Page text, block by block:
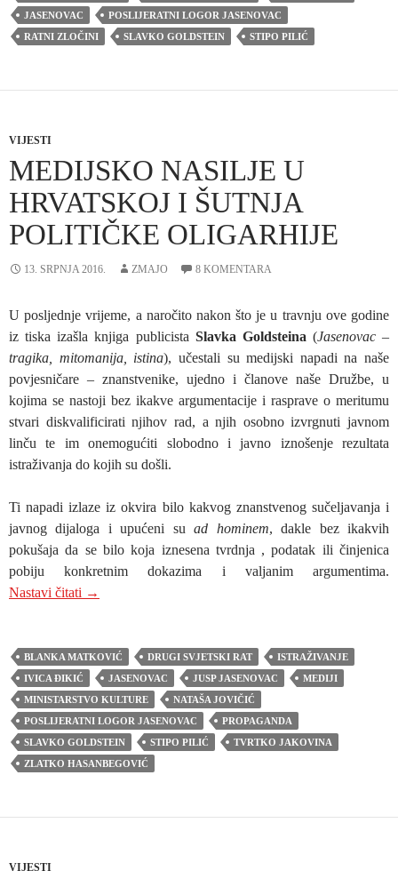
JASENOVAC
POSLIJERATNI LOGOR JASENOVAC
RATNI ZLOČINI
SLAVKO GOLDSTEIN STIPO PILIĆ
VIJESTI
MEDIJSKO NASILJE U
HRVATSKOJ I ŠUTNJA
POLITIČKE OLIGARHIJE
13. SRPNJA 2016. ZMAJO 8 KOMENTARA
U posljednje vrijeme, a naročito nakon što je u travnju ove godine
iz tiska izašla knjiga publicista Slavka Goldsteina (Jasenovac –
tragika, mitomanija, istina), učestali su medijski napadi na naše
povjesničare – znanstvenike, ujedno i članove naše Družbe, u
kojima se nastoji bez ikakve argumentacije i rasprave o meritumu
stvari diskvalificirati njihov rad, a njih osobno izvrgnuti javnom
linču te im onemogućiti slobodno i javno iznošenje rezultata
istraživanja do kojih su došli.
Ti napadi izlaze iz okvira bilo kakvog znanstvenog sučeljavanja i
javnog dijaloga i upućeni suad hominem, dakle bez ikakvih
pokušaja da se bilo koja iznesena tvrdnja , podatak ili činjenica
pobiju konkretnim dokazima i valjanim argumentima.
Nastavi čitati MEDIJSKO NASILJE U HRVATSKOJ I ŠUTNJA
→
BLANKA MATKOVIĆ DRUGI SVJETSKI RAT
ISTRAŽIVANJE
IVICA ĐIKIĆ
JASENOVAC JUSP JASENOVAC
MEDIJI
MINISTARSTVO KULTURE
NATAŠA JOVIČIĆ
POSLIJERATNI LOGOR JASENOVAC
PROPAGANDA
SLAVKO GOLDSTEIN
STIPO PILIĆ
TVRTKO JAKOVINA
ZLATKO HASANBEGOVIĆ
VIJESTI